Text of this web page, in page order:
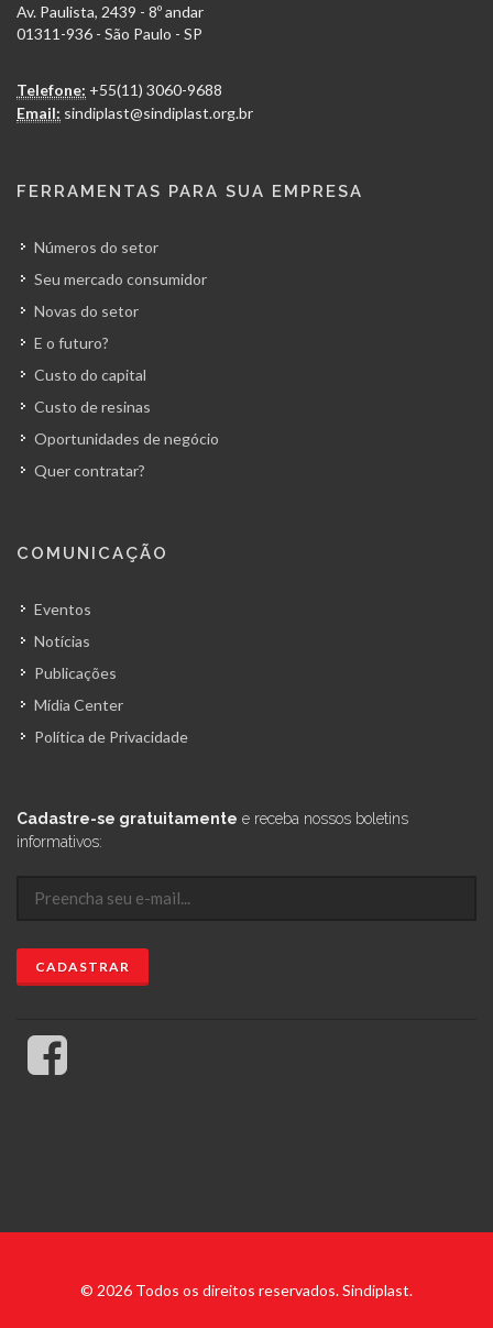
Av. Paulista, 2439 - 8º andar
01311-936 - São Paulo - SP
Telefone: +55(11) 3060-9688
Email: sindiplast@sindiplast.org.br
FERRAMENTAS PARA SUA EMPRESA
Números do setor
Seu mercado consumidor
Novas do setor
E o futuro?
Custo do capital
Custo de resinas
Oportunidades de negócio
Quer contratar?
COMUNICAÇÃO
Eventos
Notícias
Publicações
Mídia Center
Política de Privacidade
Cadastre-se gratuitamente e receba nossos boletins
informativos:
© 2026 Todos os direitos reservados. Sindiplast.